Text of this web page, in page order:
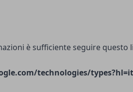
è sufficiente seguire questo
technologies/types?hl=it